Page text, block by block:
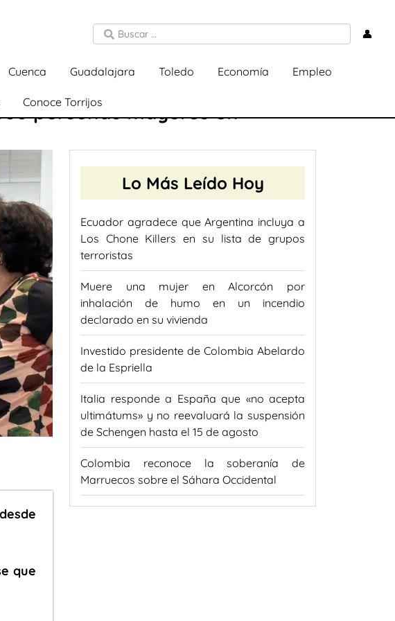
👤
Cuenca Guadalajara Toledo Economía Empleo
Conoce Torrijos
personas mayores en
que
Lo Más Leído Hoy
Ecuador agradece que Argentina incluya a
Los Chone Killers en su lista de grupos
terroristas
Muere una mujer en Alcorcón por
inhalación de humo en un incendio
declarado en su vivienda
Investido presidente de Colombia Abelardo
de la Espriella
Italia responde a España que «no acepta
ultimátums» y no reevaluará la suspensión
de Schengen hasta el 15 de agosto
Colombia reconoce la soberanía de
Marruecos sobre el Sáhara Occidental